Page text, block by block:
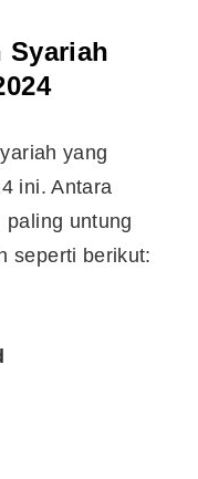
Syariah
yang
ini. Antara
paling untung
seperti berikut: